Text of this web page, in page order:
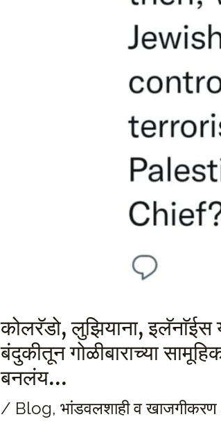
कोलरॅडो, लुझियाना,
बंदुकीतून गोळीबाराच्या
बनलंय…
/ Blog,भांडवलशाही व खाजगीकरण